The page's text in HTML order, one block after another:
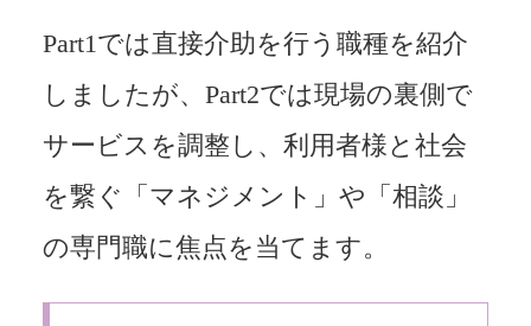
Part1では直接介助を行う職種を紹介
しましたが、Part2では現場の裏側で
サービスを調整し、利用者様と社会
を繋ぐ「マネジメント」や「相談」
の専門職に焦点を当てます。